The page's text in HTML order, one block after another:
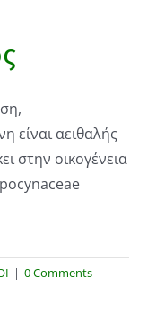
είναι αειθαλής
στην οικογένεια
| 0 Comments